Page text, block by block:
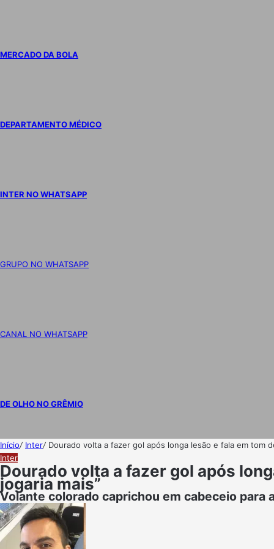
MERCADO DA BOLA
DEPARTAMENTO MÉDICO
INTER NO WHATSAPP
GRUPO NO WHATSAPP
CANAL NO WHATSAPP
DE OLHO NO GRÊMIO
Início/ Inter/ Dourado volta a fazer gol após longa lesão e fala em tom
Inter
Dourado volta a fazer gol após
jogaria mais”
Volante colorado caprichou em cabeceio para